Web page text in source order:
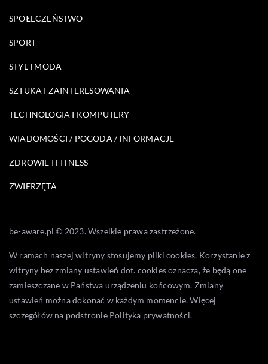
SPOŁECZEŃSTWO
SPORT
STYL I MODA
SZTUKA I ZAINTERESOWANIA
TECHNOLOGIA I KOMPUTERY
WIADOMOŚCI / POGODA / INFORMACJE
ZDROWIE I FITNESS
ZWIERZĘTA
be-aware.pl © 2023. Wszelkie prawa zastrzeżone.
W ramach naszej witryny stosujemy pliki cookies. Korzystanie z
witryny bez zmiany ustawień dot. cookies oznacza, że będą one
zamieszczane w Państwa urządzeniu końcowym. Zmiany
ustawień można dokonać w każdym momencie. Więcej
szczegółów na podstronie Polityka prywatności.